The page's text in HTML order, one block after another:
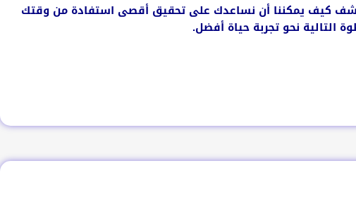
كيف يمكننا أن نساعدك على تحقيق أقصى استفادة من وقتك
التالية نحو تجربة حياة أفضل.